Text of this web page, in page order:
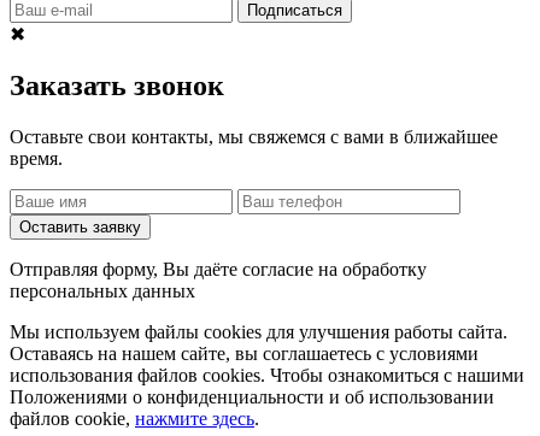
Подписаться
✖
Заказать звонок
Оставьте свои контакты, мы свяжемся с вами в ближайшее
время.
Оставить заявку
Отправляя форму, Вы даёте согласие на обработку
персональных данных
Мы используем файлы cookies для улучшения работы сайта.
Оставаясь на нашем сайте, вы соглашаетесь с условиями
использования файлов cookies. Чтобы ознакомиться с нашими
Положениями о конфиденциальности и об использовании
файлов cookie, нажмите здесь.